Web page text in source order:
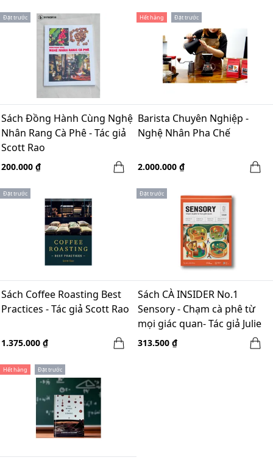
Đặt trước
Sách Đồng Hành Cùng Nghệ
Nhân Rang Cà Phê - Tác giả
Scott Rao
200.000 ₫
Hết hàng Đặt trước
Barista Chuyên Nghiệp -
Nghệ Nhân Pha Chế
2.000.000 ₫
Đặt trước
Sách Coffee Roasting Best
Practices - Tác giả Scott Rao
1.375.000 ₫
Đặt trước
Sách CÀ INSIDER No.1
Sensory - Chạm cà phê từ
mọi giác quan- Tác giả Julie
Đặng
313.500 ₫
Hết hàng Đặt trước